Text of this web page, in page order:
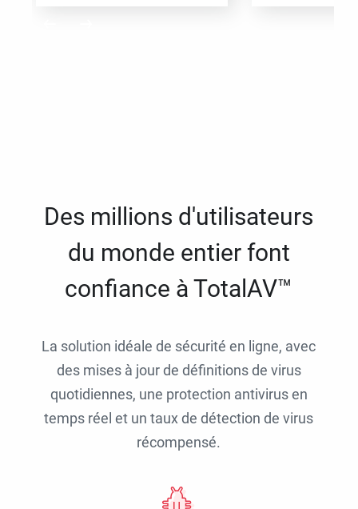
Des millions d'utilisateurs
du monde entier font
confiance à TotalAV™
La solution idéale de sécurité en ligne, avec
des mises à jour de définitions de virus
quotidiennes, une protection antivirus en
temps réel et un taux de détection de virus
récompensé.